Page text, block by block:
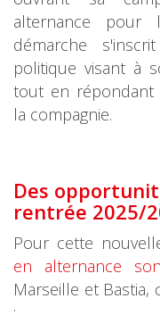
alternance pour
démarche
politique visant à
tout en répondant
la compagnie.
Des
rentrée 2025/
Pour cette
en alternance
Marseille et Bastia,